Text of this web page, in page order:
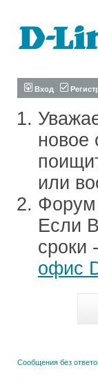
Вход
новое
или
Форум
Если
сроки
офис
Сообщения без